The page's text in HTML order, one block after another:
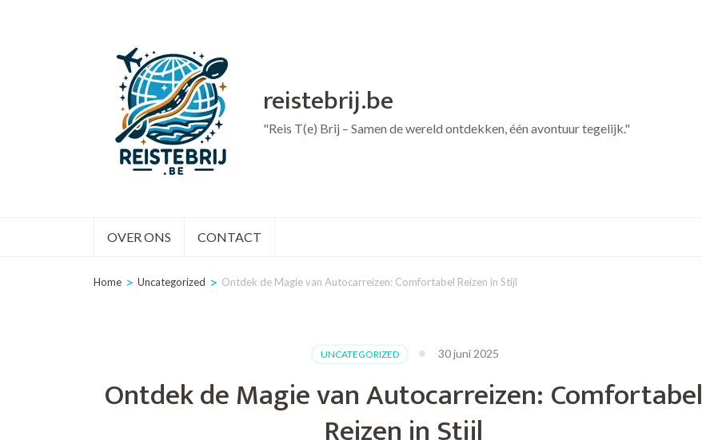
reistebrij.be
"Reis T(e) Brij – Samen de wereld ontdekken, één avontuur tegelijk."
OVER ONS CONTACT
Home > Uncategorized > Ontdek de Magie van Autocarreizen: Comfortabel Reizen in Stijl
UNCATEGORIZED 30 juni 2025
Ontdek de Magie van Autocarreizen: Comfortabel